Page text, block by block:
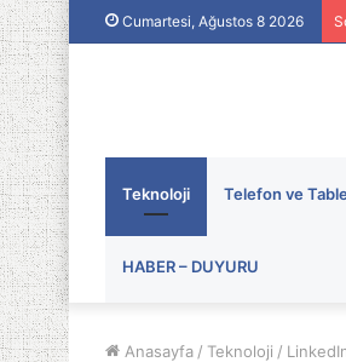
Cumartesi, Ağustos 8 2026
Teknoloji Telefon ve
HABER – DUYURU
Anasayfa / Teknoloji /